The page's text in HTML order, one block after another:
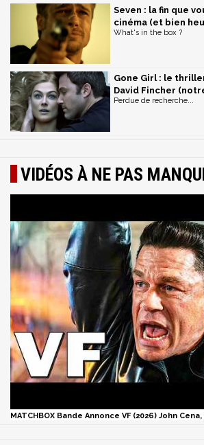
Seven : la fin que
cinéma (et bien
What's in the box ?
Gone Girl : le
David Fincher
Perdue de recherche...
VIDÉOS À NE PAS
MATCHBOX Bande Annonce VF (2026) John